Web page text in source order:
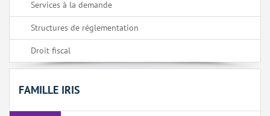
Services à la demande
Structures de réglementation
Droit fiscal
FAMILLE IRIS